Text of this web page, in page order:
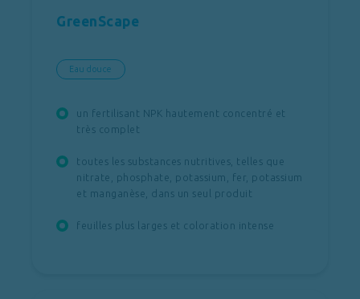
GreenScape
Eau douce
un fertilisant NPK hautement concentré et
très complet
toutes les substances nutritives, telles que
nitrate, phosphate, potassium, fer, potassium
et manganèse, dans un seul produit
feuilles plus larges et coloration intense